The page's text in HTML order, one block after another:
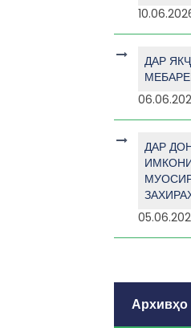
ДАР
ДАР
Архивҳо